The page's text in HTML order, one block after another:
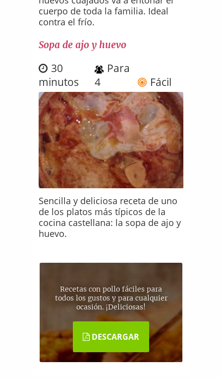
cuerpo de toda la familia. Ideal
contra el frío.
Sopa de ajo y huevo
30
minutos
Para
4
Fácil
Sencilla y deliciosa receta de uno
de los platos más típicos de la
cocina castellana: la sopa de ajo y
huevo.
Recetas con pollo fáciles para
todos los gustos y para cualquier
ocasión. ¡Deliciosas!
DESCARGAR